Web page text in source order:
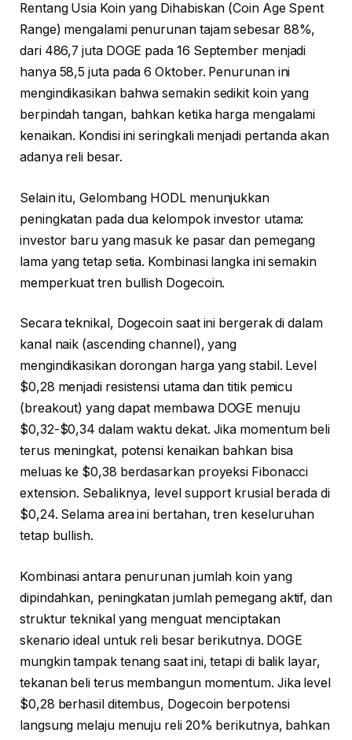
Rentang Usia Koin yang Dihabiskan (Coin Age Spent
Range) mengalami penurunan tajam sebesar 88%,
dari 486,7 juta DOGE pada 16 September menjadi
hanya 58,5 juta pada 6 Oktober. Penurunan ini
mengindikasikan bahwa semakin sedikit koin yang
berpindah tangan, bahkan ketika harga mengalami
kenaikan. Kondisi ini seringkali menjadi pertanda akan
adanya reli besar.
Selain itu, Gelombang HODL menunjukkan
peningkatan pada dua kelompok investor utama:
investor baru yang masuk ke pasar dan pemegang
lama yang tetap setia. Kombinasi langka ini semakin
memperkuat tren bullish Dogecoin.
Secara teknikal, Dogecoin saat ini bergerak di dalam
kanal naik (ascending channel), yang
mengindikasikan dorongan harga yang stabil. Level
$0,28 menjadi resistensi utama dan titik pemicu
(breakout) yang dapat membawa DOGE menuju
$0,32-$0,34 dalam waktu dekat. Jika momentum beli
terus meningkat, potensi kenaikan bahkan bisa
meluas ke $0,38 berdasarkan proyeksi Fibonacci
extension. Sebaliknya, level support krusial berada di
$0,24. Selama area ini bertahan, tren keseluruhan
tetap bullish.
Kombinasi antara penurunan jumlah koin yang
dipindahkan, peningkatan jumlah pemegang aktif, dan
struktur teknikal yang menguat menciptakan
skenario ideal untuk reli besar berikutnya. DOGE
mungkin tampak tenang saat ini, tetapi di balik layar,
tekanan beli terus membangun momentum. Jika level
$0,28 berhasil ditembus, Dogecoin berpotensi
langsung melaju menuju reli 20% berikutnya, bahkan